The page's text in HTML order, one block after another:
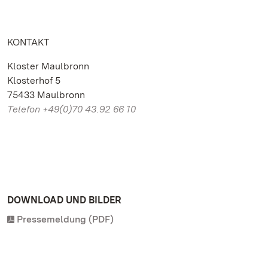
KONTAKT
Kloster Maulbronn
Klosterhof 5
75433 Maulbronn
Telefon +49(0)70 43.92 66 10
DOWNLOAD UND BILDER
Pressemeldung (PDF)